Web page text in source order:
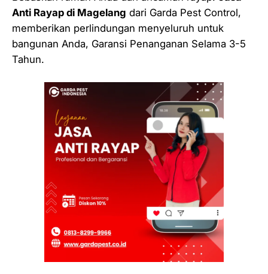
Anti Rayap di Magelang dari Garda Pest Control,
memberikan perlindungan menyeluruh untuk
bangunan Anda, Garansi Penanganan Selama 3-5
Tahun.